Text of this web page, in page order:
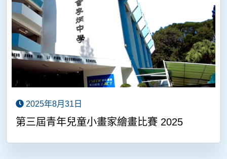
2025年8月31日
第三屆青年兒童小畫家繪畫比賽 2025